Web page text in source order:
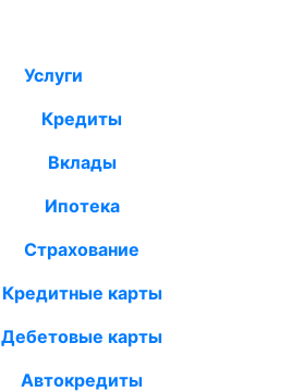
Услуги
Кредиты
Вклады
Ипотека
Страхование
Кредитные карты
Дебетовые карты
Автокредиты